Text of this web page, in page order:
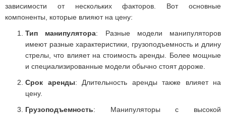
зависимости от нескольких факторов. Вот основные
компоненты, которые влияют на цену:
Тип манипулятора: Разные модели манипуляторов
имеют разные характеристики, грузоподъемность и длину
стрелы, что влияет на стоимость аренды. Более мощные
и специализированные модели обычно стоят дороже.
Срок аренды: Длительность аренды также влияет на
цену.
Грузоподъемность: Манипуляторы с высокой